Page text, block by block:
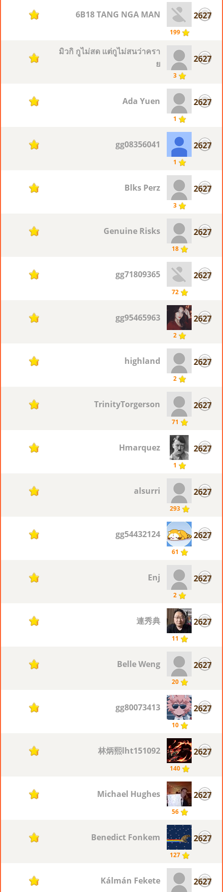
2627
199
6B18 TANG NGA MAN
1
2627
3
มิวกิ กูไม่สด แต่กูไม่สนว่าครา
ย
1
2627
1
Ada Yuen
1
2627
1
gg08356041
1
2627
3
Blks Perz
1
2627
18
Genuine Risks
1
2627
72
gg71809365
1
2627
2
gg95465963
1
2627
2
highland
1
2627
71
TrinityTorgerson
1
2627
1
Hmarquez
1
2627
293
alsurri
1
2627
61
gg54432124
1
2627
2
Enj
1
2627
11
連秀典
1
2627
20
Belle Weng
1
2627
10
gg80073413
1
2627
140
林炳熙lht151092
1
2627
56
Michael Hughes
1
2627
127
Benedict Fonkem
1
2627
Kálmán Fekete
1